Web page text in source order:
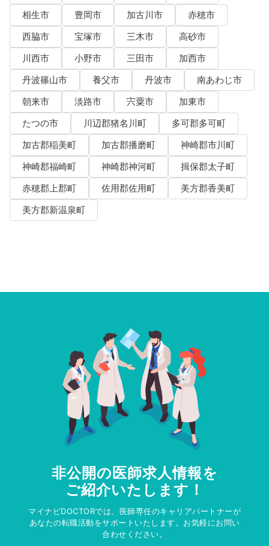
相生市
豊岡市 加古川市
赤穂市
西脇市
宝塚市 三木市
高砂市
川西市
小野市 三田市
加西市
丹波篠山市
養父市 丹波市
南あわじ市
朝来市
淡路市 宍粟市
加東市
たつの市
川辺郡猪名川町
多可郡多可町
加古郡稲美町
加古郡播磨町
神崎郡市川町
神崎郡福崎町
神崎郡神河町
揖保郡太子町
赤穂郡上郡町
佐用郡佐用町
美方郡香美町
美方郡新温泉町
非公開の医師求人情報を
ご紹介いたします！
マイナビDOCTORでは、医師専任のキャリアパートナーが
あなたの転職活動をサポートいたします。お気軽にお問い
合わせください。